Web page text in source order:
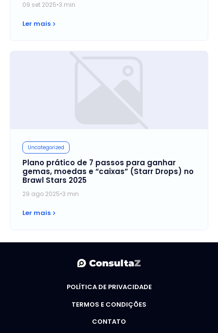
09 set 2025•3 min
Ler mais
Uncategorized
Plano prático de 7 passos para ganhar
gemas, moedas e “caixas” (Starr Drops) no
Brawl Stars 2025
29 ago 2025•3 min
Ler mais
POLÍTICA DE PRIVACIDADE
TERMOS E CONDIÇÕES
CONTATO